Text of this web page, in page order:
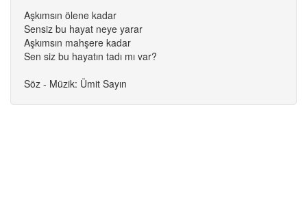
Aşkımsın ölene kadar
Sensiz bu hayat neye yarar
Aşkımsın mahşere kadar
Sen siz bu hayatın tadı mı var?
Söz - Müzik: Ümit Sayın